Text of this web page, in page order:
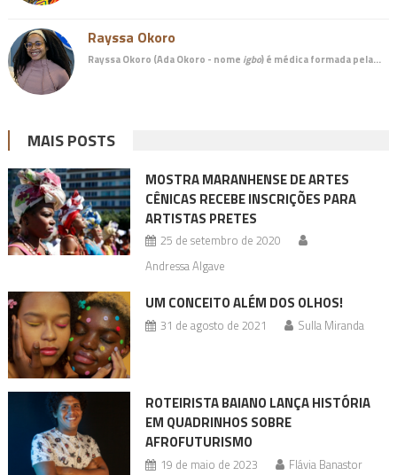
Rayssa Okoro
Rayssa Okoro (Ada Okoro - nome igbo) é médicaformada pela…
MAIS POSTS
MOSTRA MARANHENSE DE ARTES
CÊNICAS RECEBE INSCRIÇÕES PARA
ARTISTAS PRETES
25 de setembro de 2020
Andressa Algave
UM CONCEITO ALÉM DOS OLHOS!
31 de agosto de 2021 Sulla Miranda
ROTEIRISTA BAIANO LANÇA HISTÓRIA
EM QUADRINHOS SOBRE
AFROFUTURISMO
19 de maio de 2023 Flávia Banastor